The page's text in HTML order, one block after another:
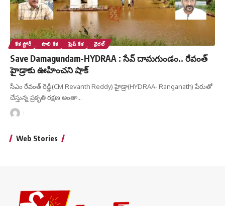
కేక స్టోరీ పొలి కేక ఫ్రెష్ కేక వైరల్
Save Damagundam-HYDRAA : సేవ్ దామగుండం.. రేవంత్
హైడ్రాకు ఊహించని షాక్
సీఎం రేవంత్ రెడ్డి(CM Revanth Reddy) హైడ్రా(HYDRAA- Ranganath) పేరుతో
చేస్తున్న ప్రకృతి రక్షణ అంతా…
Web Stories